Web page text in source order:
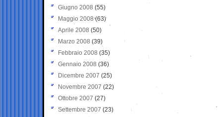
Giugno 2008 (55)
Maggio 2008(63)
Aprile 2008 (50)
Marzo 2008 (39)
Febbraio 2008 (35)
Gennaio 2008 (36)
Dicembre 2007 (25)
Novembre 2007 (22)
Ottobre 2007 (27)
Settembre 2007 (23)